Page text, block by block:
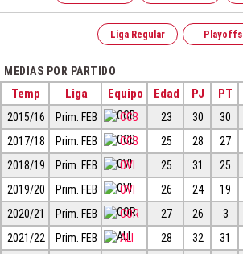
Liga Regular Playoffs
MEDIAS POR PARTIDO
Temp Liga Equipo Edad PJ PT
2015/16 Prim. FEB CCB 23 30 30
2017/18
Prim. FEB CCB 25 28 27
2018/19
Prim. FEB OVI 25 31 25
2019/20
Prim. FEB OVI 26 24 19
2020/21
Prim. FEB COR 27 26 3
2021/22
Prim. FEB ALI 28 32 31